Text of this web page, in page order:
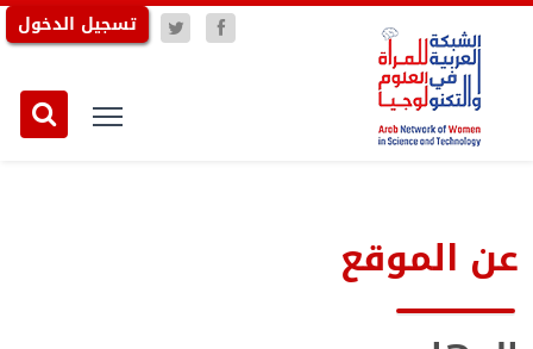
تسجيل الدخول
عن الموقع